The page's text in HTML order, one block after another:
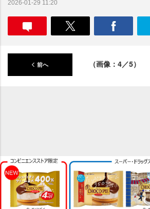
2026-01-29 11:20
前へ （画像：4／5）